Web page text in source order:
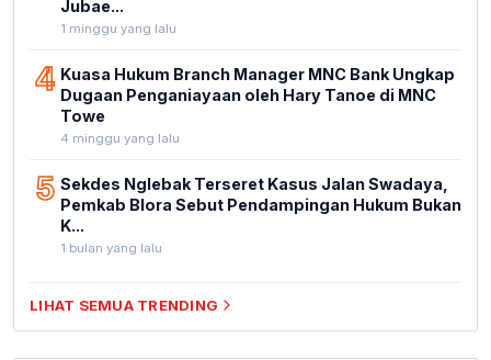
Jubae...
1 minggu yang lalu
4 Kuasa Hukum Branch Manager MNC Bank Ungkap
Dugaan Penganiayaan oleh Hary Tanoe di MNC
Towe
4 minggu yang lalu
5 Sekdes Nglebak Terseret Kasus Jalan Swadaya,
Pemkab Blora Sebut Pendampingan Hukum Bukan
K...
1 bulan yang lalu
LIHAT SEMUA TRENDING